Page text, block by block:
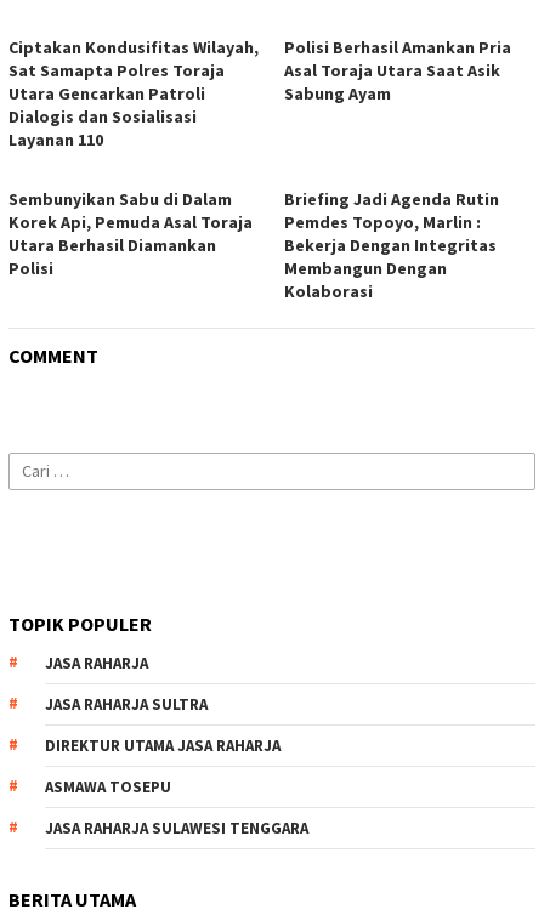
Ciptakan Kondusifitas Wilayah,
Sat Samapta Polres Toraja
Utara Gencarkan Patroli
Dialogis dan Sosialisasi
Layanan 110
Polisi Berhasil Amankan Pria
Asal Toraja Utara Saat Asik
Sabung Ayam
Sembunyikan Sabu di Dalam
Korek Api, Pemuda Asal Toraja
Utara Berhasil Diamankan
Polisi
Briefing Jadi Agenda Rutin
Pemdes Topoyo, Marlin :
Bekerja Dengan Integritas
Membangun Dengan
Kolaborasi
COMMENT
Cari
untuk:
TOPIK POPULER
JASA RAHARJA
JASA RAHARJA SULTRA
DIREKTUR UTAMA JASA RAHARJA
ASMAWA TOSEPU
JASA RAHARJA SULAWESI TENGGARA
BERITA UTAMA